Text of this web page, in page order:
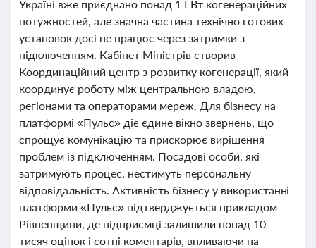
Україні вже приєднано понад 1 ГВт когенераційних
потужностей, але значна частина технічно готових
установок досі не працює через затримки з
підключенням. Кабінет Міністрів створив
Координаційний центр з розвитку когенерації, який
координує роботу між центральною владою,
регіонами та операторами мереж. Для бізнесу на
платформі «Пульс» діє єдине вікно звернень, що
спрощує комунікацію та прискорює вирішення
проблем із підключенням. Посадові особи, які
затримують процес, нестимуть персональну
відповідальність. Активність бізнесу у використанні
платформи «Пульс» підтверджується прикладом
Рівненщини, де підприємці залишили понад 10
тисяч оцінок і сотні коментарів, впливаючи на